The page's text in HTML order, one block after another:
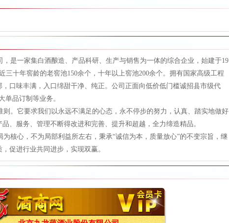
是一家集白酒酿造、产品科研、生产与销售为一体的综合企业，始建于19
三十年窖龄的老窖池150余个，十年以上窖池200余个。拥有国家高级工程
口味丰满，入口绵甜干净、纯正。公司正面向低价低门槛诚招县市级代
单品订制等业务。
。它要求我们以永远不满足的心态，永不停步的努力，认真、踏实地做好
、服务、管理不断得改进和完善、提升和超越，全力缔造精品。
核心，不为局部利益所左右，秉承“诚信为本，质量放心”的不变宗旨，继
促进行业共同进步，实现双赢。